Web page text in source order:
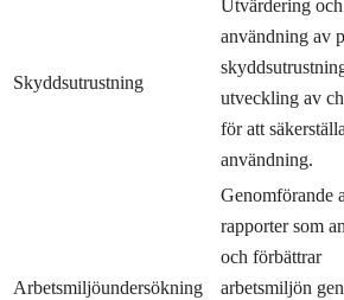
Skyddsutrustning
Utvärdering och
användning av
utveckling av
för att
användning.
Arbetsmiljöundersökning
Genomförande
rapporter som
och förbättrar
arbetsmiljön